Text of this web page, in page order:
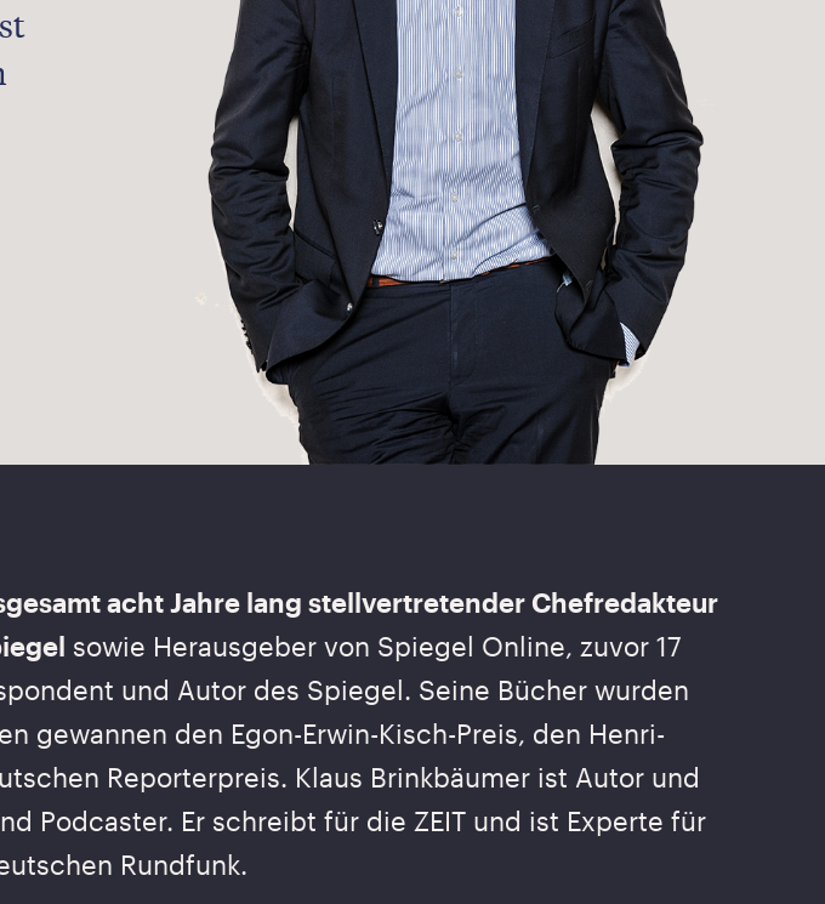
acht Jahre lang stellvertretender Chefredakteur
sowie Herausgeber von Spiegel Online, zuvor 17
und Autor des Spiegel. Seine Bücher wurden
gewannen den Egon-Erwin-Kisch-Preis, den Henri-
Reporterpreis. Klaus Brinkbäumer ist Autor und
Podcaster. Er schreibt für die ZEIT und ist Experte für
Rundfunk.